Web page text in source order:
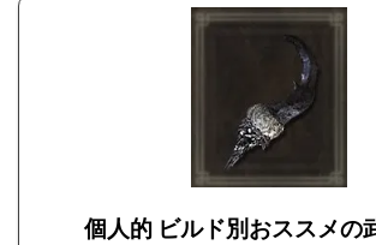
個人的 ビルド別おススメの